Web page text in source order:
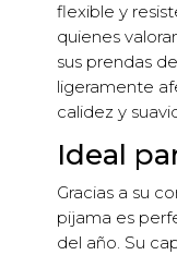
flexible y
quienes
sus prendas
ligeramente
calidez y
Ideal
Gracias a su
pijama es
del año. Su